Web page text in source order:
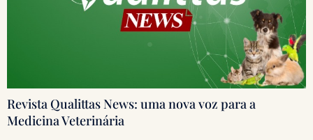
Revista Qualittas News: uma nova voz para a
Medicina Veterinária